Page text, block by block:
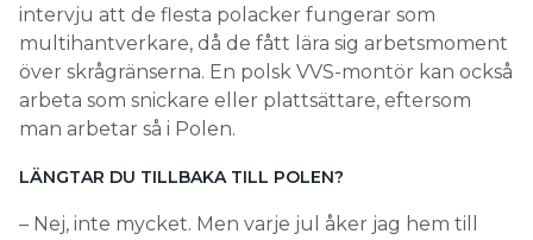
intervju att de flesta polacker fungerar som
multihantverkare, då de fått lära sig arbetsmoment
över skrågränserna. En polsk VVS-montör kan också
arbeta som snickare eller plattsättare, eftersom
man arbetar så i Polen.
LÄNGTAR DU TILLBAKA TILL POLEN?
– Nej, inte mycket. Men varje jul åker jag hem till